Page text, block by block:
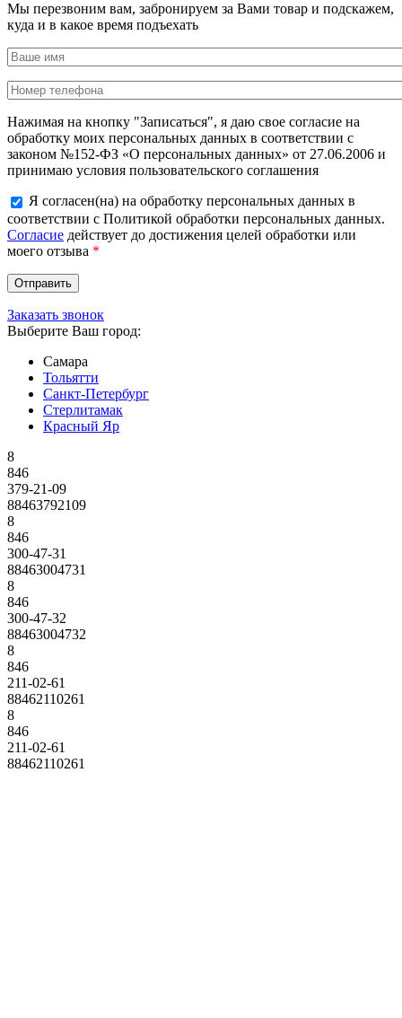
Мы перезвоним вам, забронируем за Вами товар и подскажем,
куда и в какое время подъехать
Нажимая на кнопку "Записаться", я даю свое согласие на
обработку моих персональных данных в соответствии с
законом №152-ФЗ «О персональных данных» от 27.06.2006 и
принимаю условия пользовательского соглашения
Я согласен(на) на обработку персональных данных в
соответствии с Политикой обработки персональных данных.
Согласие действует до достижения целей обработки или
моего отзыва *
Заказать звонок
Выберите Ваш город:
Самара
Тольятти
Санкт-Петербург
Стерлитамак
Красный Яр
8
846
379-21-09
88463792109
8
846
300-47-31
88463004731
8
846
300-47-32
88463004732
8
846
211-02-61
88462110261
8
846
211-02-61
88462110261